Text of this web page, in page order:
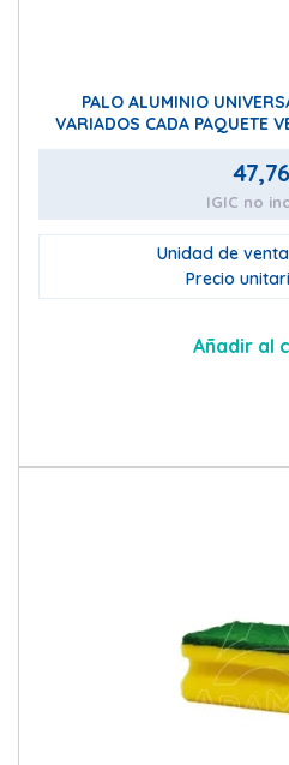
PALO ALUMINIO
VARIADOS CADA PAQUETE
AZUL/
47,76
IGIC no
Unidad de
Precio
Añadir al